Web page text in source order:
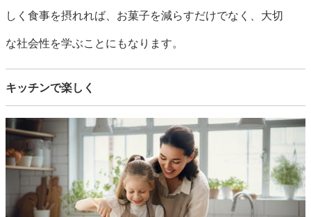
しく食事を摂れれば、お菓子を減らすだけでなく、大切
な社会性を学ぶことにもなります。
キッチンで楽しく